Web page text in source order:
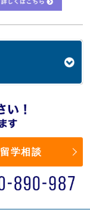
留学相談